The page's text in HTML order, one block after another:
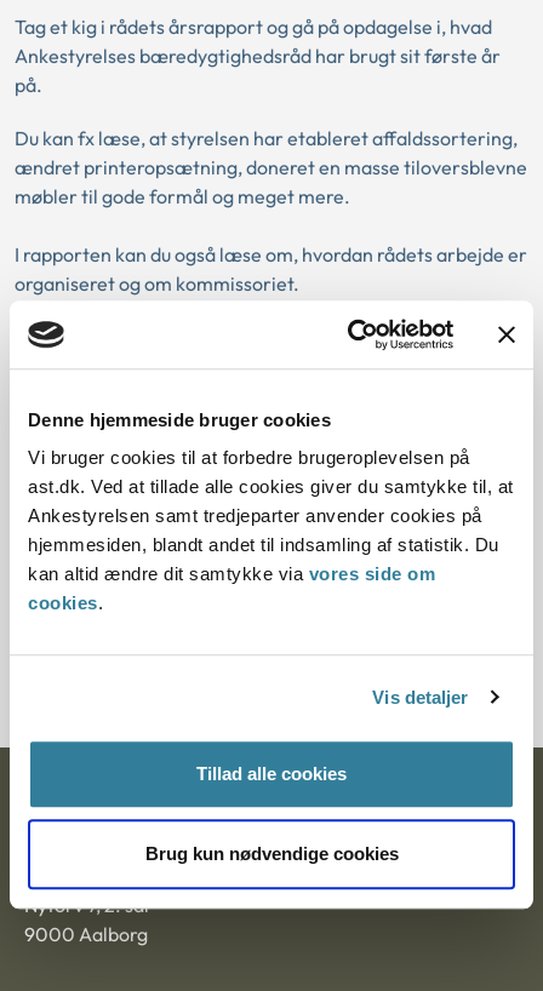
Denne hjemmeside bruger cookies
Vi bruger cookies til at forbedre brugeroplevelsen på
ast.dk. Ved at tillade alle cookies giver du samtykke til, at
Ankestyrelsen samt tredjeparter anvender cookies på
hjemmesiden, blandt andet til indsamling af statistik. Du
kan altid ændre dit samtykke via vores side om
cookies.
Vis detaljer
Tillad alle cookies
Brug kun nødvendige cookies
Tag et kig i rådets årsrapport og gå på opdagelse i, hvad
Ankestyrelses bæredygtighedsråd har brugt sit første år
på.
Du kan fx læse, at styrelsen har etableret affaldssortering,
ændret printeropsætning, doneret en masse tiloversblevne
møbler til gode formål og meget mere.
I rapporten kan du også læse om, hvordan rådets arbejde er
organiseret og om kommissoriet.
Rådet vil gerne udveksle erfaringer med
medarbejderinddragelse i den grønne omstilling og kan
Læs årsrapport fra Ankestyrelsens
bæredygtighedsråd
Tilmeld dig nyhedsbrev
Ankestyrelsen
Nytorv 7, 2. sal
9000 Aalborg